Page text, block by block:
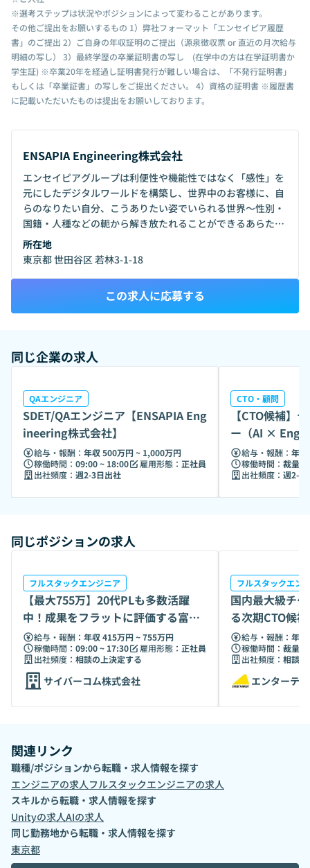
※選考ステップは状況やポジションによって変わることがあります。
その他ご提出をお願いするもの 1）弊社フォーマット「エンセイピア履歴
書」のご提出 2）ご自身の年収証明のご提出（源泉徴収票 or 直近の月次給与
明細の写し） 3）最終学歴の卒業証明書の写し (在学中の方は在学証明書か
学生証) ※卒業20年を経過し証明書発行が難しい場合は、「不発行証明書」
もしくは「卒業証書」の写しをご提出ください。 4）資格の証明書 ※履歴書
に記載いただいたものは提出をお願いしております。
ENSAPIA Engineering株式会社
エンセイピアグループは利便性や機能性ではなく「感性」を
元にしたデジタルワールドを構築し、世界中のお客様に、自
らのなりたい自分、こうありたい姿でいられる世界〜性別・
国籍・人種などの軛から解き放たれることができるあらたな
居場所を提供しようとしています。
所在地
東京都 世田谷区 若林3-1-18
この求人に応募する
同じ企業の求人
QAエンジニア
SDET/QAエンジニア【ENSAPIA Eng
ineering株式会社】
給与・報酬： 年収 500万円 ~ 1,000万円
稼働時間： 09:00 ~ 18:00 雇用形態： 正社員
出社頻度： 週2-3日出社
CTO・顧問
【CTO候補】
ー（AI ×
給与・報酬： 年
稼働時間： 裁量労
出社頻度： 週2-3
同じポジションの求人
フルスタックエンジニア
【最大755万】20代PLも多数活躍
中！成果をフラットに評価する富士
ソフトG
給与・報酬： 年収 415万円 ~ 755万円
稼働時間： 09:00 ~ 17:30 雇用形態： 正社員
出社頻度： 相談の上決定する
サイバーコム株式会社
フルスタックエン
国内最大級チ
る次期CTO候
給与・報酬： 年
稼働時間： 裁量労
出社頻度： 相談
エンターテ
関連リンク
職種/ポジションから転職・求人情報を探す
エンジニアの求人 フルスタックエンジニアの求人
スキルから転職・求人情報を探す
Unityの求人AIの求人
同じ勤務地から転職・求人情報を探す
東京都